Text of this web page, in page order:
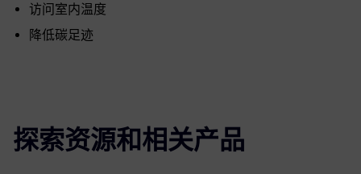
访问室内温度
降低碳足迹
探索资源和相关产品